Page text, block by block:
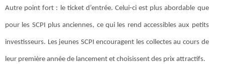
Autre point fort : le ticket d’entrée. Celui-ci est plus abordable que
pour les SCPI plus anciennes, ce qui les rend accessibles aux petits
investisseurs. Les jeunes SCPI encouragent les collectes au cours de
leur première année de lancement et choisissent des prix attractifs.